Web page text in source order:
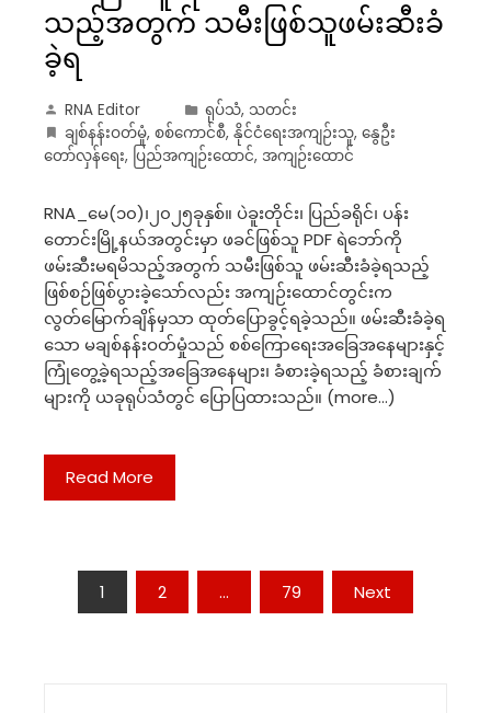
သည့်အတွက် သမီးဖြစ်သူဖမ်းဆီးခံ
ခဲ့ရ
RNA Editor ရုပ်သံ, သတင်း
ချစ်နန်းဝတ်မှုံ, စစ်ကောင်စီ, နိုင်ငံရေးအကျဉ်းသူ, နွေဦး
တော်လှန်ရေး, ပြည်အကျဉ်းထောင်, အကျဉ်းထောင်
RNA_မေ(၁၀)၊၂၀၂၅ခုနှစ်။ ပဲခူးတိုင်း၊ ပြည်ခရိုင်၊ ပန်း
တောင်းမြို့နယ်အတွင်းမှာ ဖခင်ဖြစ်သူ PDF ရဲဘော်ကို
ဖမ်းဆီးမရမိသည့်အတွက် သမီးဖြစ်သူ ဖမ်းဆီးခံခဲ့ရသည့်
ဖြစ်စဉ်ဖြစ်ပွားခဲ့သော်လည်း အကျဉ်းထောင်တွင်းက
လွတ်မြောက်ချိန်မှသာ ထုတ်ပြောခွင့်ရခဲ့သည်။ ဖမ်းဆီးခံခဲ့ရ
သော မချစ်နန်းဝတ်မှုံသည် စစ်ကြောရေးအခြေအနေများနှင့်
ကြုံတွေ့ခဲ့ရသည့်အခြေအနေများ၊ ခံစားခဲ့ရသည့် ခံစားချက်
များကို ယခုရုပ်သံတွင် ပြောပြထားသည်။ (more…)
Read More
Posts
navigation
1 2 … 79 Next